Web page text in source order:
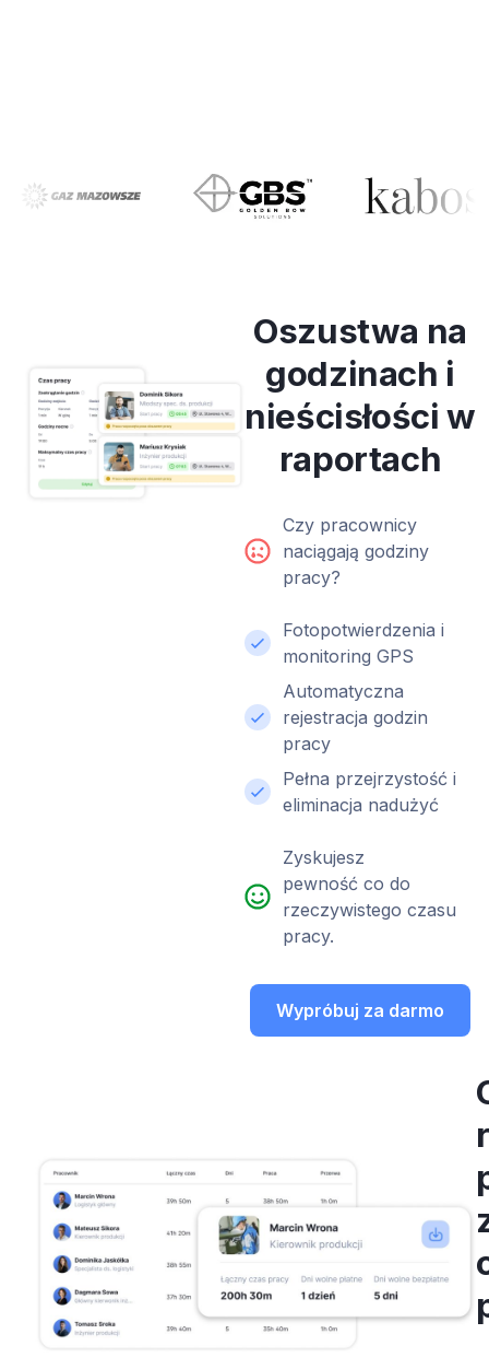
Oszustwa na
godzinach i
nieścisłości w
raportach
Czy pracownicy
naciągają godziny
pracy?
Fotopotwierdzenia i
monitoring GPS
Automatyczna
rejestracja godzin
pracy
Pełna przejrzystość i
eliminacja nadużyć
Zyskujesz
pewność co do
rzeczywistego czasu
pracy.
Wypróbuj za darmo